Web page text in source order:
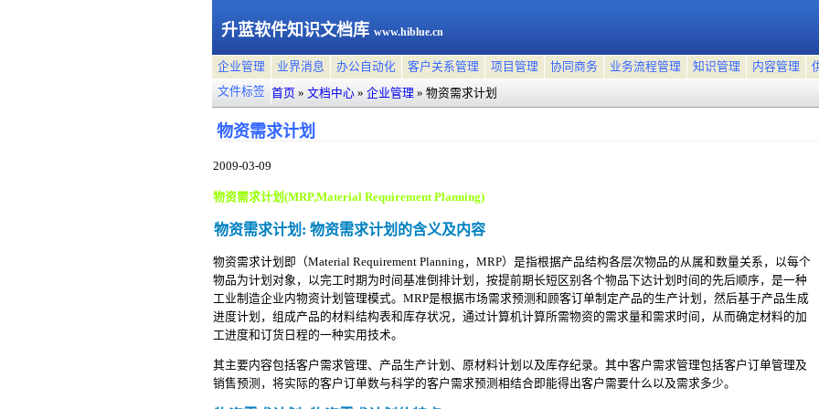
升蓝软件知识文档库 www.hiblue.cn
企业管理 业界消息 办公自动化 客户关系管理 项目管理 协同商务 业务流程管理 知识管理 内容管理
文件标签 首页 » 文档中心 » 企业管理 » 物资需求计划
物资需求计划
2009-03-09
物资需求计划(MRP,Material Requirement Planning)
物资需求计划: 物资需求计划的含义及内容
物资需求计划即（Material Requirement Planning，MRP）是指根据产品结构各层次物品的从属和数量关系，以每个
物品为计划对象，以完工时期为时间基准倒排计划，按提前期长短区别各个物品下达计划时间的先后顺序，是一种
工业制造企业内物资计划管理模式。MRP是根据市场需求预测和顾客订单制定产品的生产计划，然后基于产品生成
进度计划，组成产品的材料结构表和库存状况，通过计算机计算所需物资的需求量和需求时间，从而确定材料的加
工进度和订货日程的一种实用技术。
其主要内容包括客户需求管理、产品生产计划、原材料计划以及库存纪录。其中客户需求管理包括客户订单管理及
销售预测，将实际的客户订单数与科学的客户需求预测相结合即能得出客户需要什么以及需求多少。